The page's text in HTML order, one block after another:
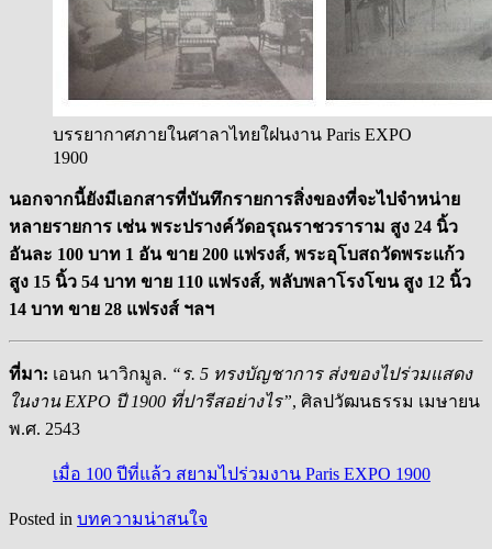
บรรยากาศภายในศาลาไทยใฝนงาน Paris EXPO
1900
นอกจากนี้ยังมีเอกสารที่บันทึกรายการสิ่งของที่จะไปจำหน่าย
หลายรายการ เช่น พระปรางค์วัดอรุณราชวราราม สูง 24 นิ้ว
อันละ 100 บาท 1 อัน ขาย 200 แฟรงส์, พระอุโบสถวัดพระแก้ว
สูง 15 นิ้ว 54 บาท ขาย 110 แฟรงส์, พลับพลาโรงโขน สูง 12 นิ้ว
14 บาท ขาย 28 แฟรงส์ ฯลฯ
ที่มา: เอนก นาวิกมูล. “ร. 5 ทรงบัญชาการ ส่งของไปร่วมแสดง
ในงาน EXPO ปี 1900 ที่ปารีสอย่างไร”, ศิลปวัฒนธรรม เมษายน
พ.ศ. 2543
เมื่อ 100 ปีที่แล้ว สยามไปร่วมงาน Paris EXPO 1900
Posted in บทความน่าสนใจ